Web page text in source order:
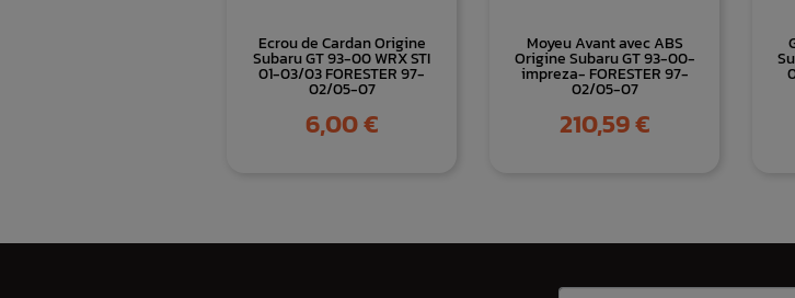
Ecrou de Cardan Origine
Subaru GT 93-00 WRX STI
01-03/03 FORESTER 97-
02/05-07
Prix
6,00 €
Moyeu Avant avec ABS
Origine Subaru GT 93-00-
impreza- FORESTER 97-
02/05-07
Prix
210,59 €